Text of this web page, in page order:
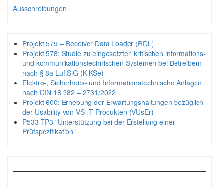
Ausschreibungen
Projekt 579 – Receiver Data Loader (RDL)
Projekt 578: Studie zu eingesetzten kritischen informations-
und kommunikationstechnischen Systemen bei Betreibern
nach § 8a LuftSiG (KIKSe)
Elektro-, Sicherheits- und Informationstechnische Anlagen
nach DIN 18 382 – 2731/2022
Projekt 600: Erhebung der Erwartungshaltungen bezüglich
der Usability von VS-IT-Produkten (VUsEr)
P533 TP3 "Unterstützung bei der Erstellung einer
Prüfspezifikation"